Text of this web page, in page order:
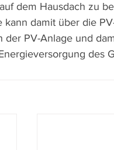
dem Hausdach zu
kann damit über die
der PV-Anlage und
des